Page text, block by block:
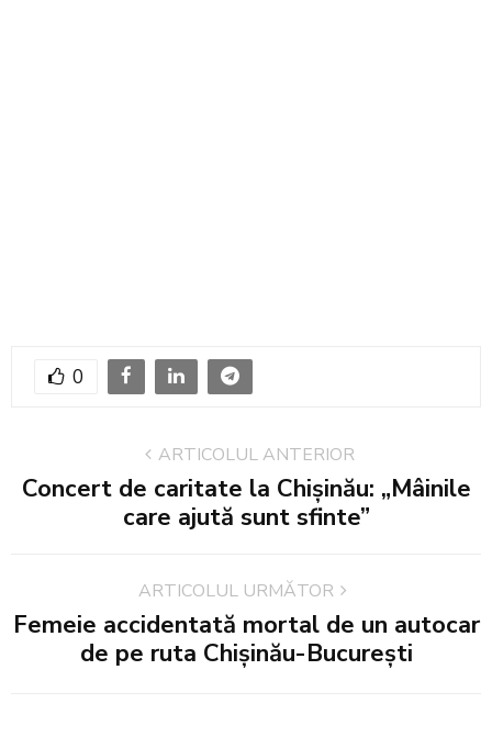
0
ARTICOLUL ANTERIOR
Concert de caritate la Chișinău: „Mâinile
care ajută sunt sfinte”
ARTICOLUL URMĂTOR
Femeie accidentată mortal de un autocar
de pe ruta Chișinău-București